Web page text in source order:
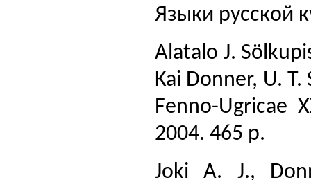
Языки русской
Alatalo J.
Kai Donner, U.
Fenno-Ugricae
2004. 465 p.
Joki A. J.,